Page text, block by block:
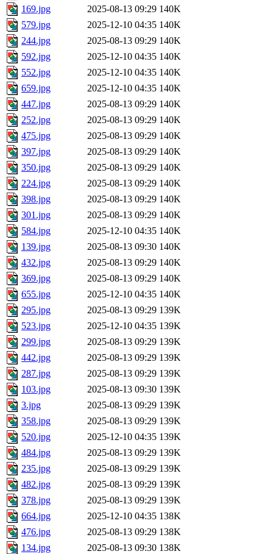
169.jpg
2025-08-13 09:29 140K
579.jpg
2025-12-10 04:35 140K
244.jpg
2025-08-13 09:29 140K
592.jpg
2025-12-10 04:35 140K
552.jpg
2025-12-10 04:35 140K
659.jpg
2025-12-10 04:35 140K
447.jpg
2025-08-13 09:29 140K
252.jpg
2025-08-13 09:29 140K
475.jpg
2025-08-13 09:29 140K
397.jpg
2025-08-13 09:29 140K
350.jpg
2025-08-13 09:29 140K
224.jpg
2025-08-13 09:29 140K
398.jpg
2025-08-13 09:29 140K
301.jpg
2025-08-13 09:29 140K
584.jpg
2025-12-10 04:35 140K
139.jpg
2025-08-13 09:30 140K
432.jpg
2025-08-13 09:29 140K
369.jpg
2025-08-13 09:29 140K
655.jpg
2025-12-10 04:35 140K
295.jpg
2025-08-13 09:29 139K
523.jpg
2025-12-10 04:35 139K
299.jpg
2025-08-13 09:29 139K
442.jpg
2025-08-13 09:29 139K
287.jpg
2025-08-13 09:29 139K
103.jpg
2025-08-13 09:30 139K
3.jpg
2025-08-13 09:29 139K
358.jpg
2025-08-13 09:29 139K
520.jpg
2025-12-10 04:35 139K
484.jpg
2025-08-13 09:29 139K
235.jpg
2025-08-13 09:29 139K
482.jpg
2025-08-13 09:29 139K
378.jpg
2025-08-13 09:29 139K
664.jpg
2025-12-10 04:35 138K
476.jpg
2025-08-13 09:29 138K
134.jpg
2025-08-13 09:30 138K